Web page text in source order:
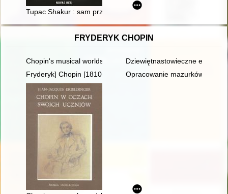
Tupac Shakur : sam przeciwko światu
FRYDERYK CHOPIN
Chopin's musical worlds the 1840'sDziewiętnastowieczne edycje
Fryderyk] Chopin [1810-1849] i George Sand [1804-1876]
Opracowanie mazurków